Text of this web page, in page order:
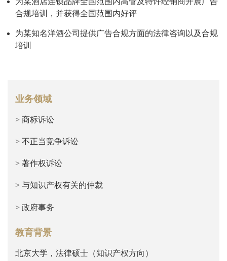
合规培训，并获得全国范围内好评
为某知名洋酒公司提供广告合规方面的法律咨询以及合规
培训
业务领域
> 商标诉讼
> 不正当竞争诉讼
> 著作权诉讼
> 与知识产权有关的仲裁
> 政府事务
教育背景
北京大学，法律硕士（知识产权方向）